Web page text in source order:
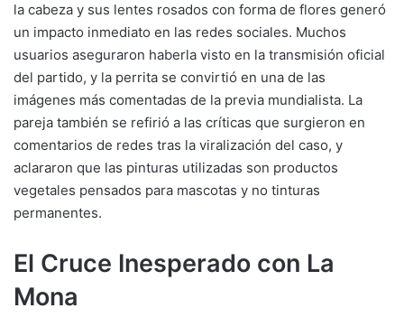
la cabeza y sus lentes rosados con forma de flores generó
un impacto inmediato en las redes sociales. Muchos
usuarios aseguraron haberla visto en la transmisión oficial
del partido, y la perrita se convirtió en una de las
imágenes más comentadas de la previa mundialista. La
pareja también se refirió a las críticas que surgieron en
comentarios de redes tras la viralización del caso, y
aclararon que las pinturas utilizadas son productos
vegetales pensados para mascotas y no tinturas
permanentes.
El Cruce Inesperado con La
Mona